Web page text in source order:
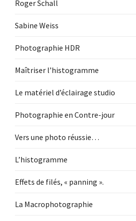
Roger Schall
Sabine Weiss
Photographie HDR
Maîtriser l’histogramme
Le matériel d’éclairage studio
Photographie en Contre-jour
Vers une photo réussie…
L’histogramme
Effets de filés, « panning ».
La Macrophotographie